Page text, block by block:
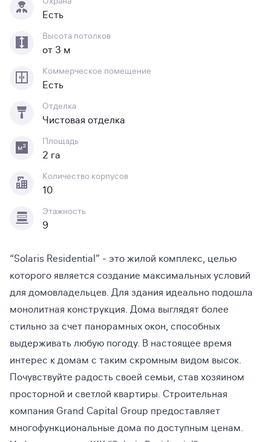
Есть
Высота потолков
от 3 м
Коммерческое помещение
Есть
Отделка
Чистовая отделка
Площадь
2 га
Количество корпусов
10
Этажность
9
“Solaris Residential” - это жилой комплекс, целью
которого является создание максимальных условий
для домовладельцев. Для здания идеально подошла
монолитная конструкция. Дома выглядят более
стильно за счет панорамных окон, способных
выдерживать любую погоду. В настоящее время
интерес к домам с таким скромным видом высок.
Почувствуйте радость своей семьи, став хозяином
просторной и светлой квартиры. Строительная
компания Grand Capital Group предоставляет
многофункциональные дома по доступным ценам.